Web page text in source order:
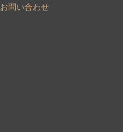
お問い合わせ